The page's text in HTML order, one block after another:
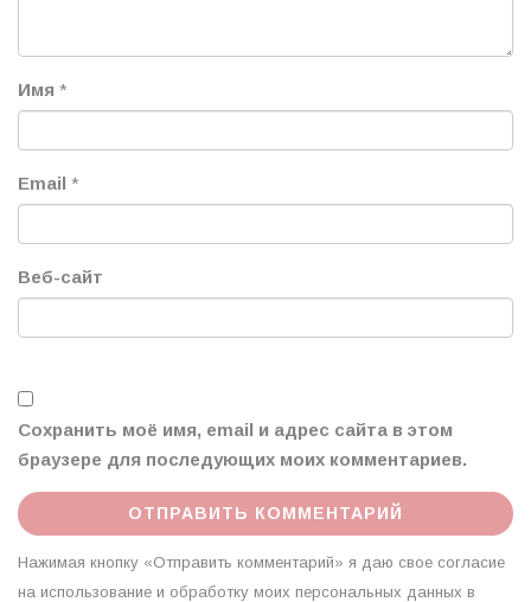
Имя *
Email *
Веб-сайт
Сохранить моё имя, email и адрес сайта в этом
браузере для последующих моих комментариев.
Нажимая кнопку «Отправить комментарий» я даю свое согласие
на использование и обработку моих персональных данных в